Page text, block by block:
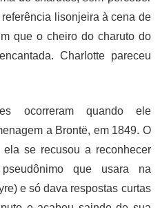
lisonjeira à cena de
que o cheiro do charuto do
Charlotte pareceu
ocorreram quando ele
a Brontë, em 1849. O
se recusou a reconhecer
que usara na
e só dava respostas curtas